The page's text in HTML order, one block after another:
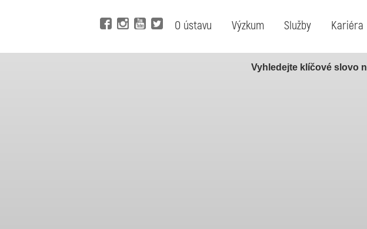
O ústavu Výzkum Služby Kariéra
Vyhledejte klíčové slovo